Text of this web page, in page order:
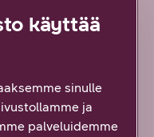
puhelu? Vältä
käyttää
sinulle
ja
palveluidemme